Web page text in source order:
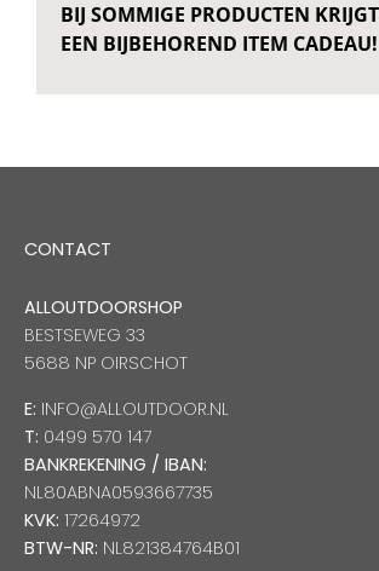
BIJ SOMMIGE PRODUCTEN
EEN BIJBEHOREND ITEM CADEAU!
CONTACT
ALLOUTDOORSHOP
BESTSEWEG 33
5688 NP OIRSCHOT
E: INFO@ALLOUTDOOR.NL
T: 0499 570 147
BANKREKENING / IBAN:
NL80ABNA0593667735
KVK: 17264972
BTW-NR: NL821384764B01